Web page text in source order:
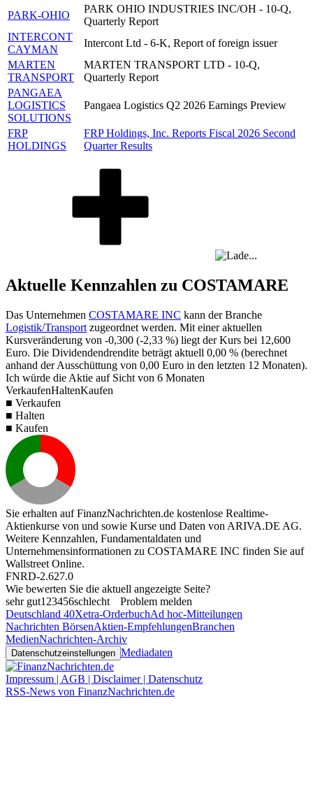
PARK-OHIO
PARK OHIO INDUSTRIES INC/OH - 10-Q,
Quarterly Report
INTERCONT
CAYMAN
Intercont Ltd - 6-K, Report of foreign issuer
MARTEN
TRANSPORT
MARTEN TRANSPORT LTD - 10-Q,
Quarterly Report
PANGAEA
LOGISTICS
SOLUTIONS
Pangaea Logistics Q2 2026 Earnings Preview
FRP
HOLDINGS
FRP Holdings, Inc. Reports Fiscal 2026 Second
Quarter Results
Aktuelle Kennzahlen zu COSTAMARE
Das Unternehmen COSTAMARE INC kann der Branche
Logistik/Transport zugeordnet werden. Mit einer aktuellen
Kursveränderung von -0,300 (-2,33 %) liegt der Kurs bei 12,600
Euro. Die Dividendendrendite beträgt aktuell 0,00 % (berechnet
anhand der Ausschüttung von 0,00 Euro in den letzten 12 Monaten).
Ich würde die Aktie auf Sicht von 6 Monaten
VerkaufenHaltenKaufen
■ Verkaufen
■ Halten
■ Kaufen
Sie erhalten auf FinanzNachrichten.de kostenlose Realtime-
Aktienkurse von und sowie Kurse und Daten von ARIVA.DE AG.
Weitere Kennzahlen, Fundamentaldaten und
Unternehmensinformationen zu COSTAMARE INC finden Sie auf
Wallstreet Online.
FNRD-2.627.0
Wie bewerten Sie die aktuell angezeigte Seite?
sehr gut1 23456schlecht
Problem melden
Deutschland 40Xetra-OrderbuchAd hoc-Mitteilungen
Nachrichten BörsenAktien-EmpfehlungenBranchen
MedienNachrichten-Archiv
Datenschutzeinstellungen Mediadaten
Impressum | AGB | Disclaimer | Datenschutz
RSS-News von FinanzNachrichten.de